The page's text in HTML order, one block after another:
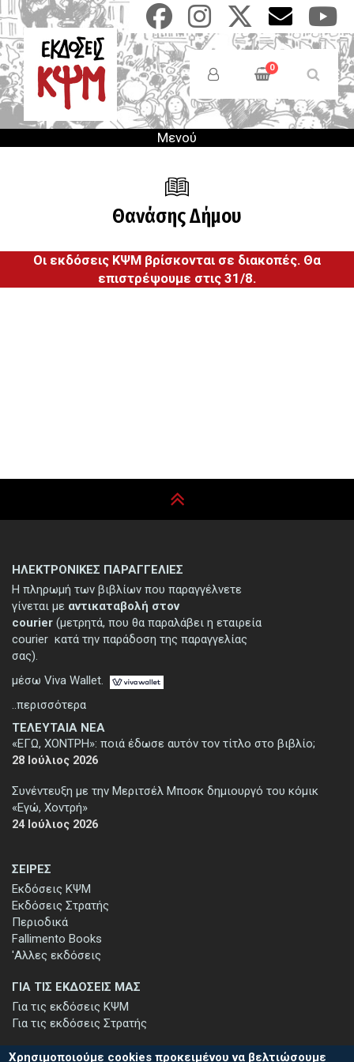
Παράκαμψη
προς
το
κυρίως
περιεχόμενο
Users
Menu
0
Μενού
Θανάσης Δήμου
Οι εκδόσεις ΚΨΜ βρίσκονται σε διακοπές. Θα
επιστρέψουμε στις 31/8.
ΣΕΙΡΕΣ
Εκδόσεις ΚΨΜ
Εκδόσεις Στρατής
Περιοδικά
Fallimento Books
'Αλλες εκδόσεις
ΤΕΛΕΥΤΑΙΑ ΝΕΑ
«ΕΓΩ, ΧΟΝΤΡΗ»: ποιά έδωσε αυτόν τον τίτλο στο βιβλίο;
28 Ιούλιος 2026
Συνέντευξη με την Μεριτσέλ Μποσκ δημιουργό του κόμικ
«Εγώ, Χοντρή»
24 Ιούλιος 2026
ΓΙΑ ΤΙΣ ΕΚΔΟΣΕΙΣ ΜΑΣ
Για τις εκδόσεις ΚΨΜ
Για τις εκδόσεις Στρατής
ΗΛΕΚΤΡΟΝΙΚΕΣ ΠΑΡΑΓΓΕΛΙΕΣ
Η πληρωμή των βιβλίων που παραγγέλνετε
γίνεται με αντικαταβολή στον
courier (μετρητά, που θα παραλάβει η εταιρεία
courier κατά την παράδοση της παραγγελίας
σας).
μέσω Viva Wallet.
..περισσότερα
Χρησιμοποιούμε cookies προκειμένου να βελτιώσουμε